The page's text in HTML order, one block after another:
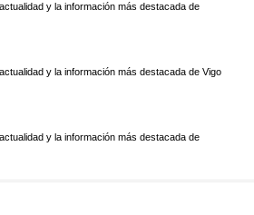
y la información más destacada de
y la información más destacada de Vigo
y la información más destacada de